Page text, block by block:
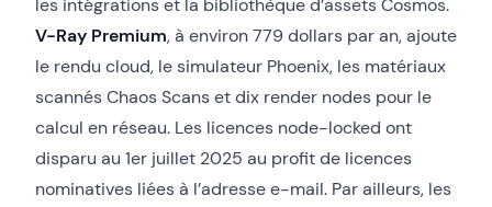
les intégrations et la bibliothèque d’assets Cosmos.
V-Ray Premium, à environ 779 dollars par an, ajoute
le rendu cloud, le simulateur Phoenix, les matériaux
scannés Chaos Scans et dix render nodes pour le
calcul en réseau. Les licences node-locked ont
disparu au 1er juillet 2025 au profit de licences
nominatives liées à l’adresse e-mail. Par ailleurs, les